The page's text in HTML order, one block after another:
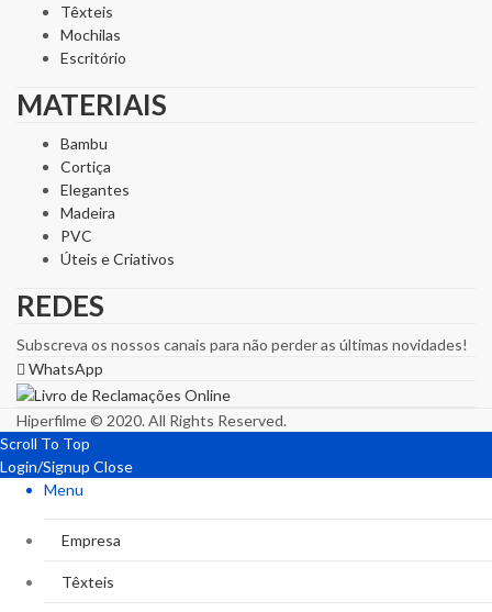
Têxteis
Mochilas
Escritório
MATERIAIS
Bambu
Cortiça
Elegantes
Madeira
PVC
Úteis e Criativos
REDES
Subscreva os nossos canais para não perder as últimas novidades!
WhatsApp
Hiperfilme © 2020. All Rights Reserved.
Scroll To Top
Login/Signup Close
Menu
Empresa
Têxteis